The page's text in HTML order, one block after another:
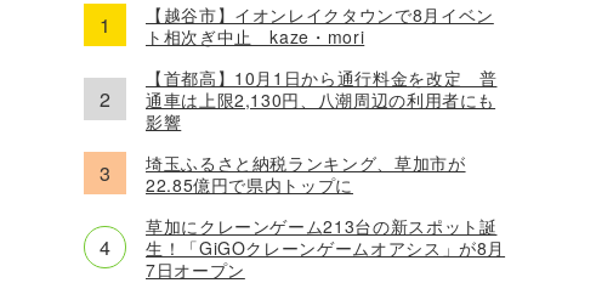
【越谷市】イオンレイクタウンで8月イベン
ト相次ぎ中止 kaze・mori
【首都高】10月1日から通行料金を改定 普
通車は上限2,130円、八潮周辺の利用者にも
影響
埼玉ふるさと納税ランキング、草加市が
22.85億円で県内トップに
草加にクレーンゲーム213台の新スポット誕
生！「GiGOクレーンゲームオアシス」が8月
7日オープン